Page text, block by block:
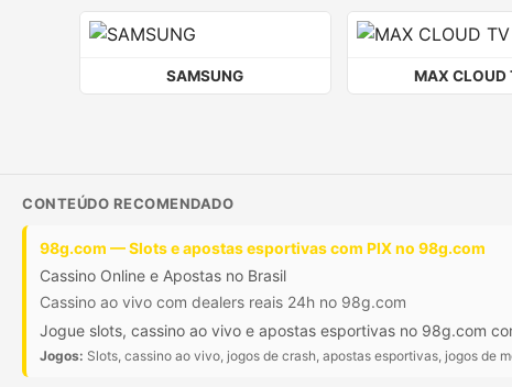
SAMSUNG MAX CLOUD
CONTEÚDO RECOMENDADO
98g.com — Slots e apostas esportivas com PIX no 98g.com
Cassino Online e Apostas no Brasil
Cassino ao vivo com dealers reais 24h no 98g.com
Jogue slots, cassino ao vivo e apostas esportivas no 98g.com
Jogos: Slots, cassino ao vivo, jogos de crash, apostas esportivas, jogos de